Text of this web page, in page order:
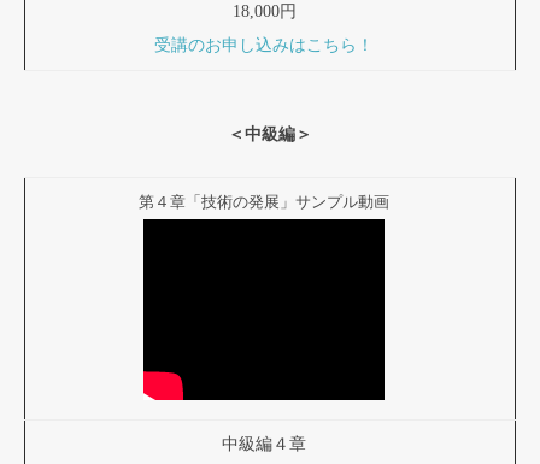
18,000円
受講のお申し込みはこちら！
＜中級編＞
第４章「技術の発展」サンプル動画
中級編４章